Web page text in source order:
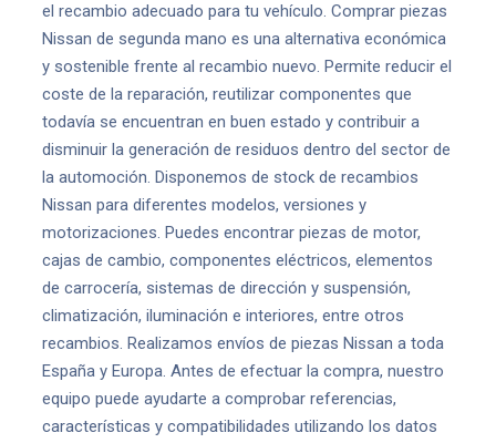
el recambio adecuado para tu vehículo. Comprar piezas
Nissan de segunda mano es una alternativa económica
y sostenible frente al recambio nuevo. Permite reducir el
coste de la reparación, reutilizar componentes que
todavía se encuentran en buen estado y contribuir a
disminuir la generación de residuos dentro del sector de
la automoción. Disponemos de stock de recambios
Nissan para diferentes modelos, versiones y
motorizaciones. Puedes encontrar piezas de motor,
cajas de cambio, componentes eléctricos, elementos
de carrocería, sistemas de dirección y suspensión,
climatización, iluminación e interiores, entre otros
recambios. Realizamos envíos de piezas Nissan a toda
España y Europa. Antes de efectuar la compra, nuestro
equipo puede ayudarte a comprobar referencias,
características y compatibilidades utilizando los datos